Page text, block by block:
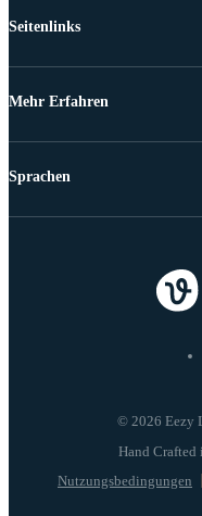
Seitenlinks
Mehr Erfahren
© 2026 Eezy
Nutzungsbedingungen
Sprachen